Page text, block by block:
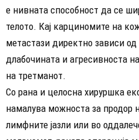
е нивната способност да се
телото. Кај карциномите на
метастази директно зависи
длабочината и агресивноста
на третманот.
Со рана и целосна хируршка
намалува можноста за продор
лимфните јазли или во